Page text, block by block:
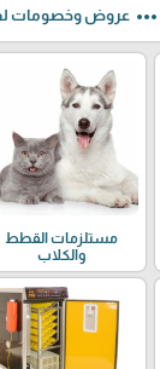
more_horiz عروض وخصومات
مستلزمات القطط
والكلاب